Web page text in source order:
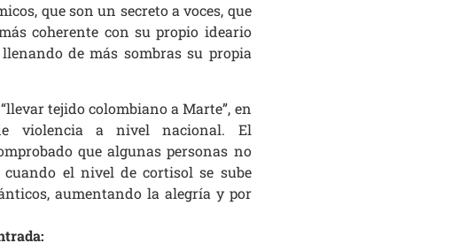
que son un secreto a voces, que
coherente con su propio ideario
de más sombras su propia
tejido colombiano a Marte”, en
violencia a nivel nacional. El
que algunas personas no
el nivel de cortisol se sube
aumentando la alegría y por